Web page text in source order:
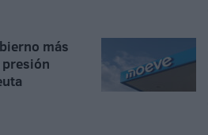
más